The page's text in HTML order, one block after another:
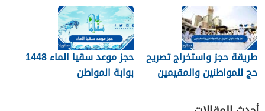
الرابط والخطوات
طريقة حجز واستخراج تصريح
حج للمواطنين والمقيمين
حجز موعد سقيا الماء 1448
بوابة المواطن